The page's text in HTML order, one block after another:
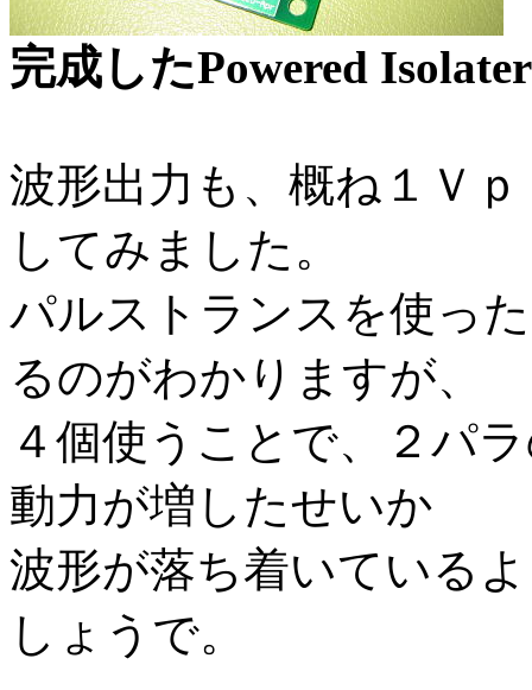
完成したPowered
波形出力も、概ね１Ｖ
してみました。
パルストランスを使っ
るのがわかりますが、
４個使うことで、２パ
動力が増したせいか
波形が落ち着いている
しょうで。